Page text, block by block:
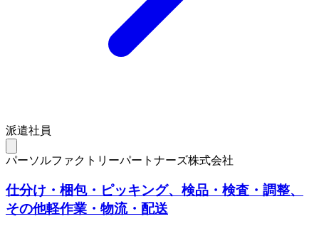
派遣社員
パーソルファクトリーパートナーズ株式会社
仕分け・梱包・ピッキング、検品・検査・調整、
その他軽作業・物流・配送